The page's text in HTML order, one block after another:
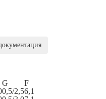
G
F
0,5/2,56,1